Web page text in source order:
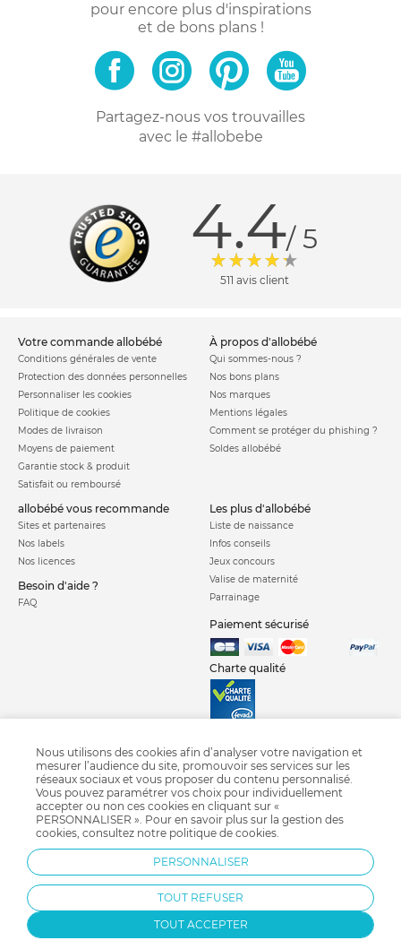
pour encore plus d'inspirations
et de bons plans !
Partagez-nous vos trouvailles
avec le #allobebe
4.4/ 5
511 avis client
votre commande allobébé
Conditions générales de vente
Protection des données personnelles
Personnaliser les cookies
Politique de cookies
Modes de livraison
Moyens de paiement
Garantie stock & produit
Satisfait ou remboursé
à propos d'allobébé
Qui sommes-nous ?
Nos bons plans
Nos marques
Mentions légales
Comment se protéger du phishing ?
Soldes allobébé
allobébé vous recommande
Sites et partenaires
Nos labels
Nos licences
Besoin d'aide ?
FAQ
les plus d'allobébé
Liste de naissance
Infos conseils
Jeux concours
Valise de maternité
Parrainage
Paiement sécurisé
Charte qualité
Siege auto isofix Siege auto groupe 1 2 3
Siege auto groupe 1
Siege auto groupe 2 3
Siege auto groupe 0 1
Siege auto coque groupe 0
Siège auto i-size
Crash test siège auto 2018
Siège auto pivotant
Siège auto Bébé confort
Siège auto Britax
Protection par reCAPTCHA
Nous utilisons des cookies afin d’analyser votre navigation et
mesurer l’audience du site, promouvoir ses services sur les
réseaux sociaux et vous proposer du contenu personnalisé.
Vous pouvez paramétrer vos choix pour individuellement
accepter ou non ces cookies en cliquant sur «
PERSONNALISER ». Pour en savoir plus sur la gestion des
cookies, consultez notre politique de cookies.
PERSONNALISER
TOUT REFUSER
TOUT ACCEPTER